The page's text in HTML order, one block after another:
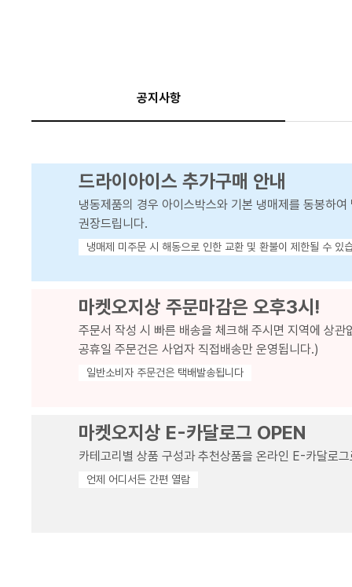
공지사항
드라이아이스 추가구매 안내
냉동제품의 경우 아이스박스와 기본 냉매제를 동봉하
권장드립니다.
냉매제 미주문 시 해동으로 인한 교환 및 환불이 제한될 수 있
마켓오지상 주문마감은 오후3시!
주문서 작성 시 빠른 배송을 체크해 주시면 지역에 상
공휴일 주문건은 사업자 직접배송만 운영됩니다.)
일반소비자 주문건은 택배발송됩니다
마켓오지상 E-카달로그 OPEN
카테고리별 상품 구성과 추천상품을 온라인 E-카달로
언제 어디서든 간편 열람